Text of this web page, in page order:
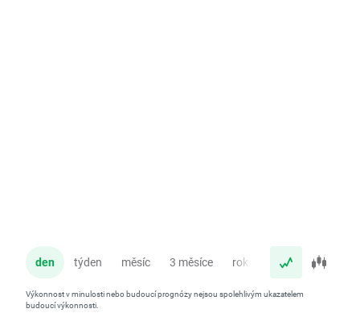
den týden měsíc 3 měsíce rok
Výkonnost v minulosti nebo budoucí prognózy nejsou spolehlivým ukazatelem
budoucí výkonnosti.